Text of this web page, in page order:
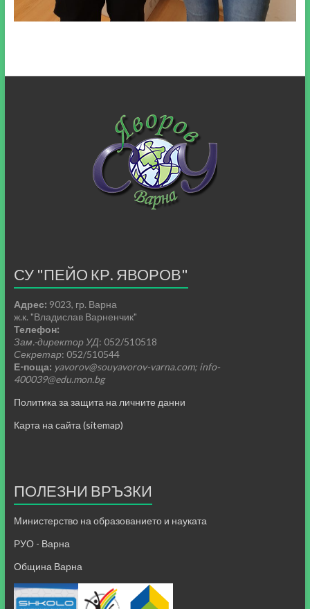
СУ "ПЕЙО КР. ЯВОРОВ"
Адрес: 9023, гр. Варна
ж.к. "Владислав Варненчик"
Телефон:
Зам.-директор УД: 052/510518
Секретар: 052/510544
Е-поща: yavorov@souyavorov-varna.com; info-
400039@edu.mon.bg
Политика за защита на личните данни
Карта на сайта (sitemap)
ПОЛЕЗНИ ВРЪЗКИ
Министерство на образованието и науката
РУО - Варна
Община Варна